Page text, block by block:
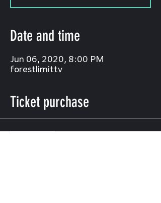
Date and time
Jun 06, 2020, 8:00 PM
forestlimittv
Ticket purchase